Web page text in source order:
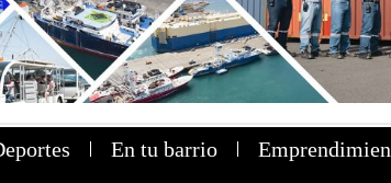
En tu barrio